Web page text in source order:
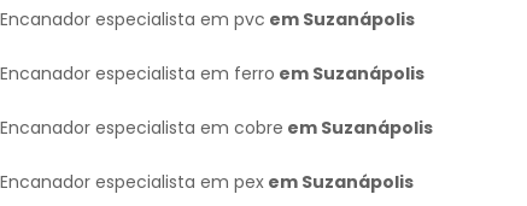
Encanador especialista em pvc em Suzanápolis
Encanador especialista em ferro em Suzanápolis
Encanador especialista em cobre em Suzanápolis
Encanador especialista em pex em Suzanápolis